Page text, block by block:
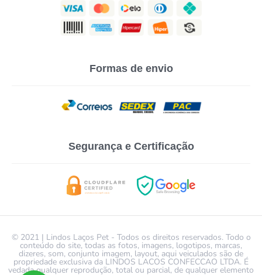
Formas de envio
Segurança e Certificação
© 2021 | Lindos Laços Pet - Todos os direitos reservados. Todo o
conteúdo do site, todas as fotos, imagens, logotipos, marcas,
dizeres, som, conjunto imagem, layout, aqui veiculados são de
propriedade exclusiva da LINDOS LACOS CONFECCAO LTDA. É
vedada qualquer reprodução, total ou parcial, de qualquer elemento